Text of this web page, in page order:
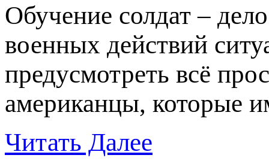
Обучение солдат –
военных действий
предусмотреть всё
американцы, которые
Читать Далее